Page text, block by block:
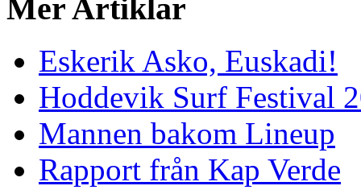
Mer Artiklar
Eskerik Asko, Euskadi!
Hoddevik Surf Festival
Mannen bakom Lineup
Rapport från Kap Verde